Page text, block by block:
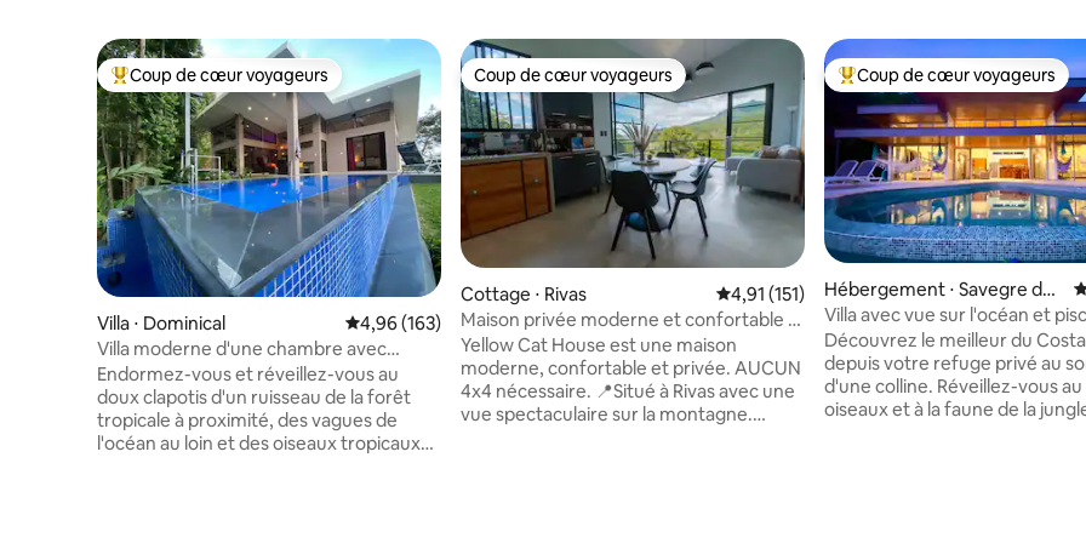
Coups de cœur voyageurs les plus appréciés
Coup de cœur voyageurs
Villa ⋅ Dominical Évaluation moyenne sur la base de 163 commentaires : 4,96 sur 5
4,96 (163)
Villa moderne d'une chambre avec
piscine - Casa Perla
Endormez-vous et réveillez-vous au
doux clapotis d'un ruisseau de la forêt
tropicale à proximité, des vagues de
l'océan au loin et des oiseaux tropicaux
Coup de cœur voyageurs
Coup de cœur voyageurs
Cottage ⋅ Rivas Évaluation moyenne sur la base de 151
4,91 (151)
Maison privée moderne et confortable à
Rivas, Chirripó
Yellow Cat House est une maison
moderne, confortable et privée. AUCUN
4x4 nécessaire. 📍Situé à Rivas avec une
vue spectaculaire sur la montagne.
Coups de cœur voyageurs les
Coup de cœur voyageurs
Hébergement ⋅ Savegre de
Aguirre
Villa avec vue sur l'océan et
privée à débordement
Découvrez le meilleur du
depuis votre refuge privé au
d'une colline. Réveillez-vous
oiseaux et à la faune de la